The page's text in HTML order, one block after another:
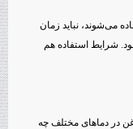
می‌شوند، نباید زمان
شرایط استفاده هم
در دماهای مختلف چه